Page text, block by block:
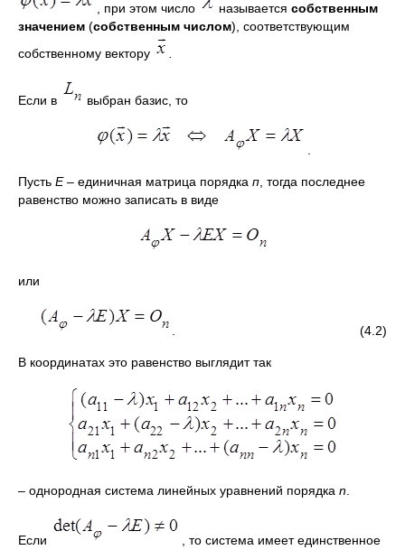
, при этом число называется собственным
значением (собственным числом), соответствующим
собственному вектору
Если в выбран базис, то
Пусть Е – единичная матрица порядка п , тогда последнее
равенство можно записать в виде
или
. (4.2)
В координатах это равенство выглядит так
– однородная система линейных уравнений порядка n
Если
, то система имеет единственное